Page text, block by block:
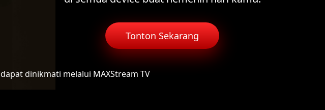
Tonton Sekarang
dapat dinikmati melalui MAXStream TV